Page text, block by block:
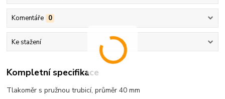
Komentáře 0
Ke stažení
Kompletní specifikace
Tlakoměr s pružnou trubicí, průměr 40 mm